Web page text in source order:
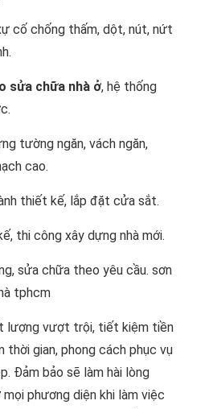
cố chống thấm, dột, nút, nứt
sửa chữa nhà ở, hệ thống
tường ngăn, vách ngăn,
cao.
thiết kế, lắp đặt cửa sắt.
thi công xây dựng nhà mới.
sửa chữa theo yêu cầu. sơn
tphcm
lượng vượt trội, tiết kiệm tiền
thời gian, phong cách phục vụ
Đảm bảo sẽ làm hài lòng
mọi phương diện khi làm việc